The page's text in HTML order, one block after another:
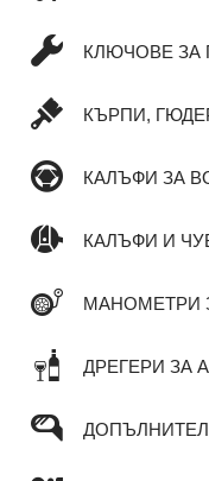
КЛЮЧОВЕ ЗА
КЪРПИ,
КАЛЪФИ ЗА
КАЛЪФИ И
МАНОМЕТРИ
ДРЕГЕРИ ЗА